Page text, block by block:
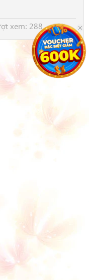
xem: 288